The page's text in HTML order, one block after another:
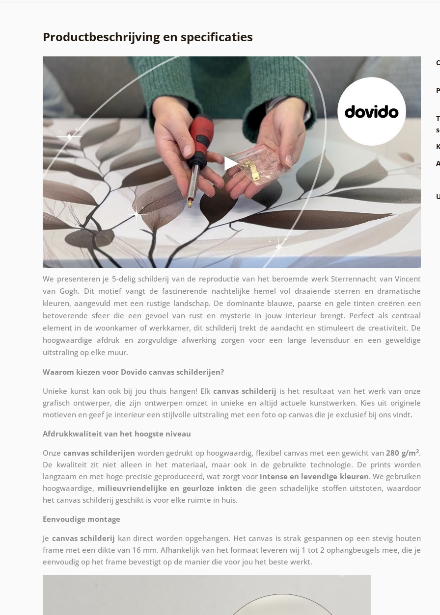
Productbeschrijving en specificaties
We presenteren je 5-delig schilderij van de reproductie van het beroemde werk Sterrennacht van Vincent
van Gogh. Dit motief vangt de fascinerende nachtelijke hemel vol draaiende sterren en dramatische
kleuren, aangevuld met een rustige landschap. De dominante blauwe, paarse en gele tinten creëren een
betoverende sfeer die een gevoel van rust en mysterie in jouw interieur brengt. Perfect als centraal
element in de woonkamer of werkkamer, dit schilderij trekt de aandacht en stimuleert de creativiteit. De
hoogwaardige afdruk en zorgvuldige afwerking zorgen voor een lange levensduur en een geweldige
uitstraling op elke muur.
Waarom kiezen voor Dovido canvas schilderijen?
Unieke kunst kan ook bij jou thuis hangen! Elk canvas schilderij is het resultaat van het werk van onze
grafisch ontwerper, die zijn ontwerpen omzet in unieke en altijd actuele kunstwerken. Kies uit originele
motieven en geef je interieur een stijlvolle uitstraling met een foto op canvas die je exclusief bij ons vindt.
Afdrukkwaliteit van het hoogste niveau
Onze canvas schilderijen worden gedrukt op hoogwaardig, flexibel canvas met een gewicht van280 g/m2.
De kwaliteit zit niet alleen in het materiaal, maar ook in de gebruikte technologie. De prints worden
langzaam en met hoge precisie geproduceerd, wat zorgt voor intense en levendige kleuren. We gebruiken
hoogwaardige, milieuvriendelijke en geurloze inkten die geen schadelijke stoffen uitstoten, waardoor
het canvas schilderij geschikt is voor elke ruimte in huis.
Eenvoudige montage
Je canvas schilderij kan direct worden opgehangen. Het canvas is strak gespannen op een stevig houten
frame met een dikte van 16 mm. Afhankelijk van het formaat leveren wij 1 tot 2 ophangbeugels mee, die je
eenvoudig op het frame bevestigt op de manier die voor jou het beste werkt.